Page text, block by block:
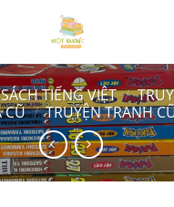
SÁCH TIẾNG VIỆT /
CŨ / TRUYỆN TRANH